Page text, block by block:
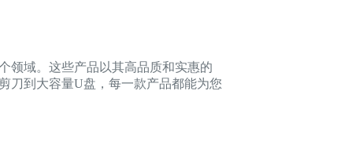
领域。这些产品以其高品质和实惠的
刀到大容量U盘，每一款产品都能为您